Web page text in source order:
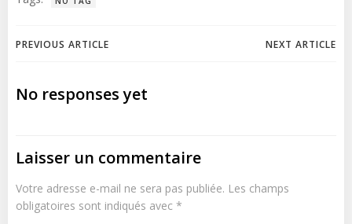
Navigation
de
PREVIOUS ARTICLE
Navigation
NEXT ARTICLE
No responses yet
Laisser un commentaire
Votre adresse e-mail ne sera pas publiée. Les champs
obligatoires sont indiqués avec *